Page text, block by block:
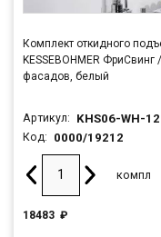
Комплект откидного
KESSEBOHMER
фасадов, белый
Артикул: KHS06-WH-12
Код: 0000/19212
компл
18483 ₽